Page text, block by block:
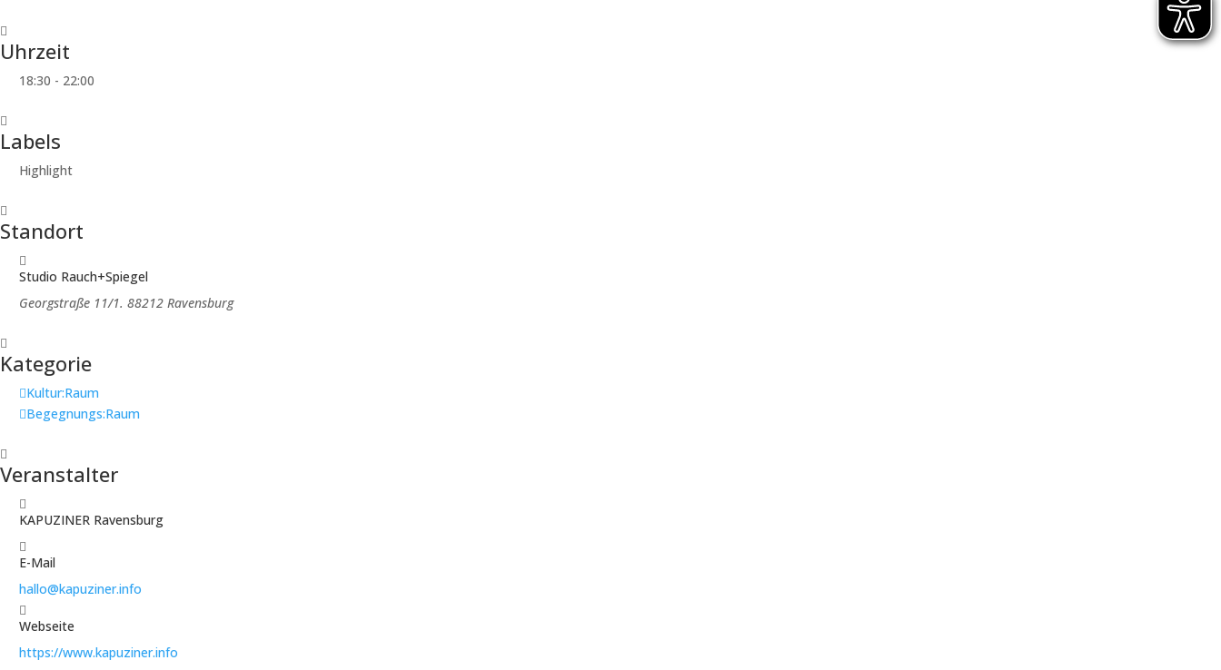
Uhrzeit
18:30 - 22:00
Labels
Highlight
Standort
Studio Rauch+Spiegel
Georgstraße 11/1. 88212 Ravensburg
Kategorie
Kultur:Raum
Begegnungs:Raum
Veranstalter
KAPUZINER Ravensburg
E-Mail
hallo@kapuziner.info
Webseite
https://www.kapuziner.info